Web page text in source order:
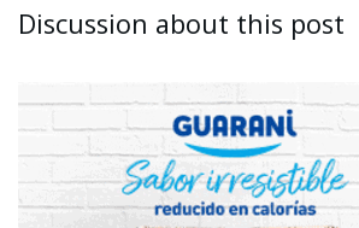
Discussion about this post